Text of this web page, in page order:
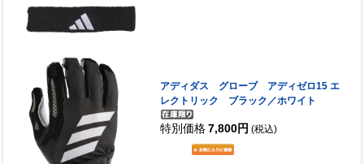
アディダス グローブ アディゼロ15 エ
レクトリック ブラック／ホワイト
特別価格 7,800円 (税込)